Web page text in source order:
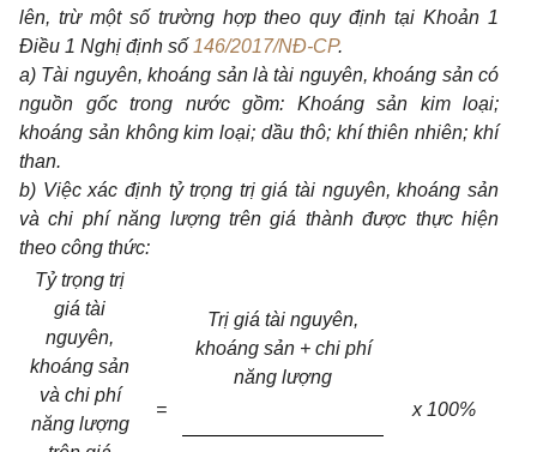
lên, trừ một số trường hợp theo quy định tại Khoản 1
Điều 1 Nghị định số 146/2017/NĐ-CP.
a) Tài nguyên, khoáng sản là tài nguyên, khoáng sản có
nguồn gốc trong nước gồm: Khoáng sản kim loại;
khoáng sản không kim loại; dầu thô; khí thiên nhiên; khí
than.
b) Việc xác định tỷ trọng trị giá tài nguyên, khoáng sản
và chi phí năng lượng trên giá thành được thực hiện
theo công thức:
Tỷ trọng trị
giá tài
nguyên,
khoáng sản
và chi phí
năng lượng
=
Trị giá tài nguyên,
khoáng sản + chi phí
năng lượng
x 100%